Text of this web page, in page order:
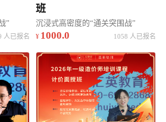
”
人已报名
班
沉浸式高密度的“通关突围战”
1000.0 1058 人已报名